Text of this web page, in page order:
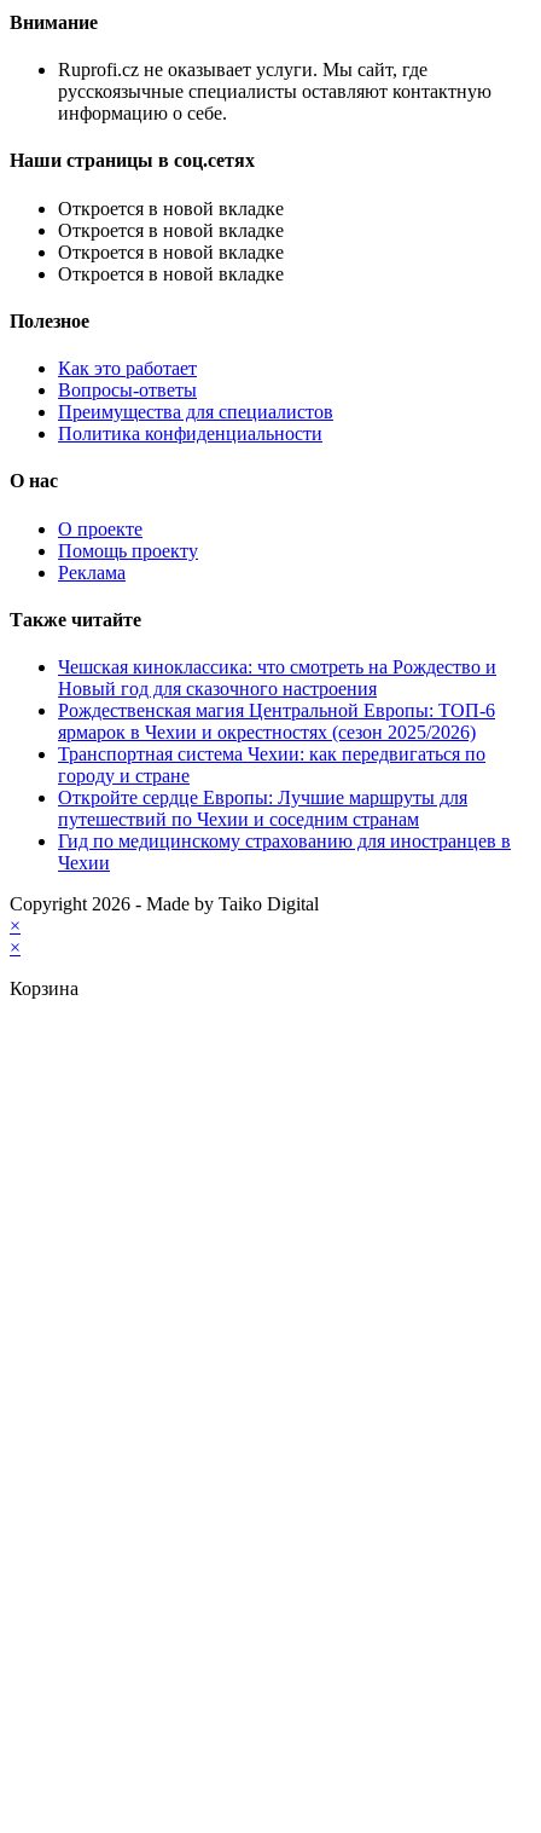
Внимание
Ruprofi.cz не оказывает услуги. Мы сайт, где
русскоязычные специалисты оставляют контактную
информацию о себе.
Наши страницы в соц.сетях
Откроется в новой вкладке
Откроется в новой вкладке
Откроется в новой вкладке
Откроется в новой вкладке
Полезное
Как это работает
Вопросы-ответы
Преимущества для специалистов
Политика конфиденциальности
О нас
О проекте
Помощь проекту
Реклама
Также читайте
Чешская киноклассика: что смотреть на Рождество и
Новый год для сказочного настроения
Рождественская магия Центральной Европы: ТОП-6
ярмарок в Чехии и окрестностях (сезон 2025/2026)
Транспортная система Чехии: как передвигаться по
городу и стране
Откройте сердце Европы: Лучшие маршруты для
путешествий по Чехии и соседним странам
Гид по медицинскому страхованию для иностранцев в
Чехии
Copyright 2026 - Made by Taiko Digital
×
×
Корзина